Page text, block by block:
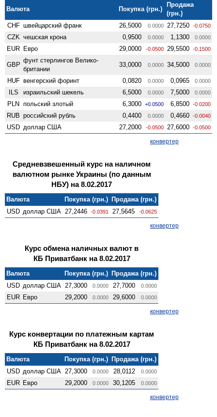
Валюта Покупка (грн.)
Продажа
(грн.)
CHF швейцарский франк 26,5000 0.0000 27,7250 -0.0750
CZK чешская крона 0,9500 0.0000 1,1300 0.0000
EUR Евро 29,0000 -0.0500 29,5500 -0.1500
GBP
фунт стерлингов Велико­
британии
33,0000 0.0000 34,5000 0.0000
HUF венгерский форинт 0,0820 0.0000 0,0965 0.0000
ILS израильский шекель 6,5000 0.0000 7,5000 0.0000
PLN польский злотый 6,3000 +0.0500 6,8500 -0.0200
RUB российский рубль 0,4400 0.0000 0,4660 -0.0040
USD доллар США 27,2000 -0.0500 27,6000 -0.0500
конвертер
Средневзвешенный курс на наличном
валютном рынке Украины (по данным
НБУ) на 8.02.2017
Валюта Покупка (грн.) Продажа (грн.)
USD доллар США 27,2446 -0.0391 27,5645 -0.0625
конвертер
Курс обмена наличных валют в
КБ Приватбанк на 8.02.2017
Валюта Покупка (грн.) Продажа (грн.)
USD доллар США 27,3000 0.0000 27,7000 0.0000
EUR Евро 29,2000 0.0000 29,6000 0.0000
конвертер
Курс конвертации по платежным картам
КБ Приватбанк на 8.02.2017
Валюта Покупка (грн.) Продажа (грн.)
USD доллар США 27,3000 0.0000 28,0112 0.0000
EUR Евро 29,2000 0.0000 30,1205 0.0000
конвертер